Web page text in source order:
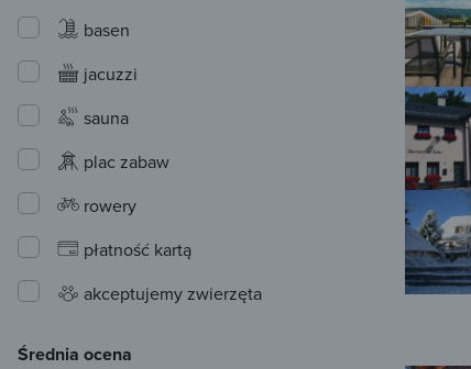
basen
jacuzzi
sauna
plac zabaw
rowery
płatność kartą
akceptujemy zwierzęta
Średnia ocena